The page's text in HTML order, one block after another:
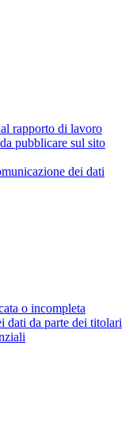
rapporto di lavoro
pubblicare sul sito
dei dati
o incompleta
dati da parte dei titolari